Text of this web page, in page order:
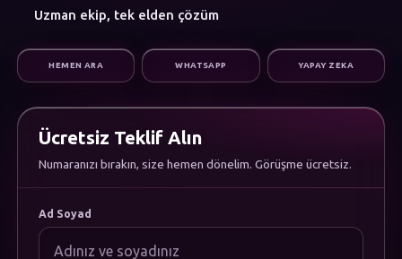
Mobil Uygulama
Dijital Pazarlama
Hakkımızda
Kariyer
Dökümanlar
Uygulamamızı İndirin
Gizlilik Politikası
Çerez Politikası
Uzman ekip, tek elden çözüm
HEMEN ARA WHATSAPP YAPAY ZEKA
Ücretsiz Teklif Alın
Numaranızı bırakın, size hemen dönelim. Görüşme ücretsiz.
Ad Soyad